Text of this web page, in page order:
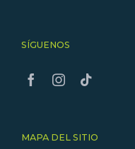
SÍGUENOS
MAPA DEL SITIO